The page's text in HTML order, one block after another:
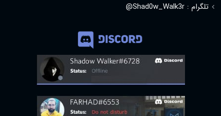
تلگرام : Shad0w_Walk3r@